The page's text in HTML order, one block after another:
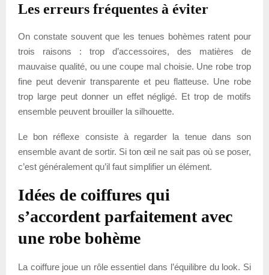
Les erreurs fréquentes à éviter
On constate souvent que les tenues bohèmes ratent pour
trois raisons : trop d’accessoires, des matières de
mauvaise qualité, ou une coupe mal choisie. Une robe trop
fine peut devenir transparente et peu flatteuse. Une robe
trop large peut donner un effet négligé. Et trop de motifs
ensemble peuvent brouiller la silhouette.
Le bon réflexe consiste à regarder la tenue dans son
ensemble avant de sortir. Si ton œil ne sait pas où se poser,
c’est généralement qu’il faut simplifier un élément.
Idées de coiffures qui
s’accordent parfaitement avec
une robe bohème
La coiffure joue un rôle essentiel dans l’équilibre du look. Si